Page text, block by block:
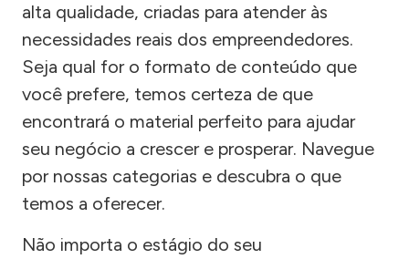
alta qualidade, criadas para atender às
necessidades reais dos empreendedores.
Seja qual for o formato de conteúdo que
você prefere, temos certeza de que
encontrará o material perfeito para ajudar
seu negócio a crescer e prosperar. Navegue
por nossas categorias e descubra o que
temos a oferecer.
Não importa o estágio do seu